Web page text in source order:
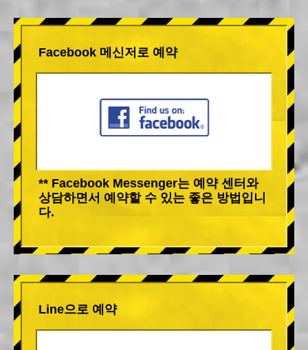
Facebook 메신저로 예약
** Facebook Messenger는 예약 센터와
상담하면서 예약할 수 있는 좋은 방법입니
다.
Line으로 예약